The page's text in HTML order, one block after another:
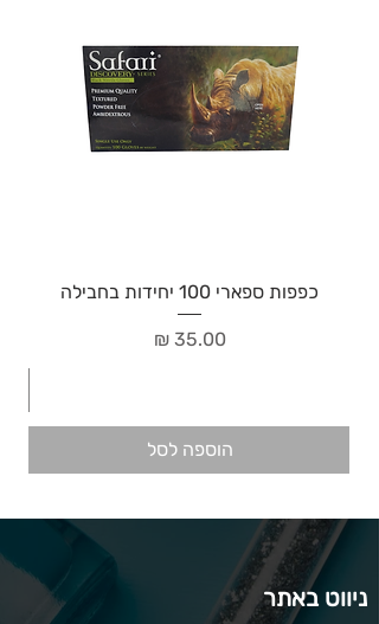
כפפות ספארי 100 יחידות בחבילה
מחיר‏35.00 ‏₪
הוספה לסל
ניווט באתר